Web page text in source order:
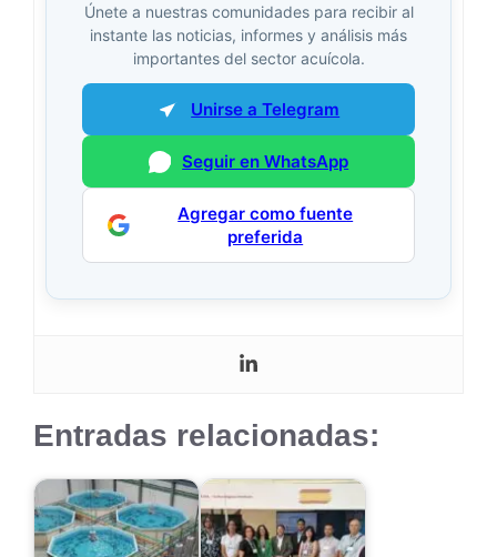
Únete a nuestras comunidades para recibir al
instante las noticias, informes y análisis más
importantes del sector acuícola.
Unirse a Telegram
Seguir en WhatsApp
Agregar como fuente
preferida
Entradas relacionadas: